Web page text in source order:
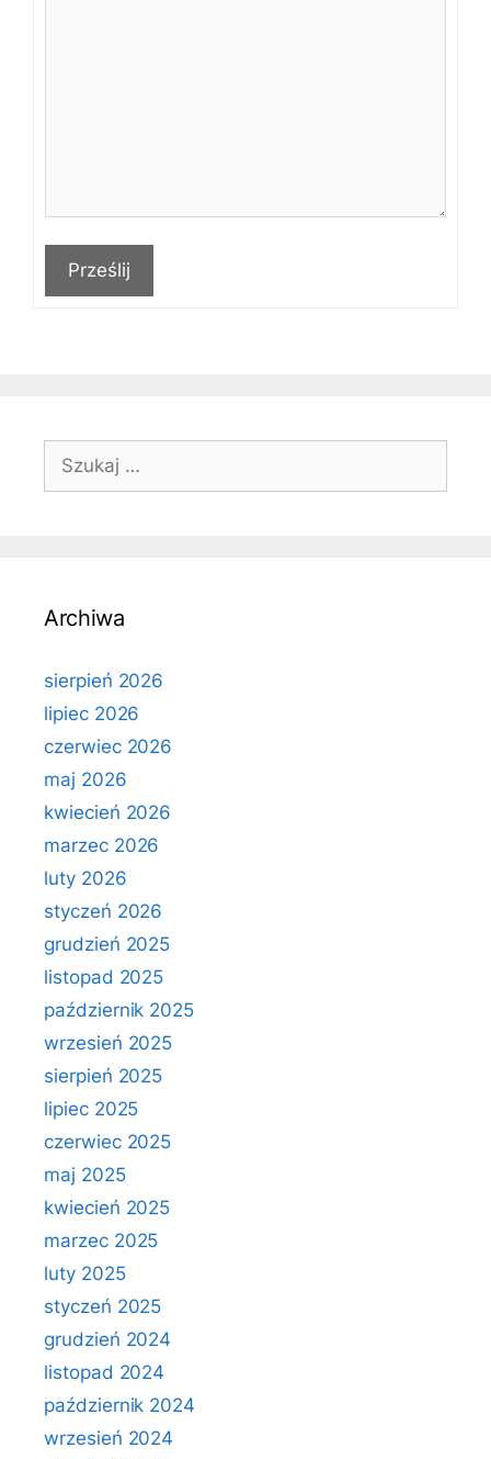
Prześlij
Szukaj:
Archiwa
sierpień 2026
lipiec 2026
czerwiec 2026
maj 2026
kwiecień 2026
marzec 2026
luty 2026
styczeń 2026
grudzień 2025
listopad 2025
październik 2025
wrzesień 2025
sierpień 2025
lipiec 2025
czerwiec 2025
maj 2025
kwiecień 2025
marzec 2025
luty 2025
styczeń 2025
grudzień 2024
listopad 2024
październik 2024
wrzesień 2024